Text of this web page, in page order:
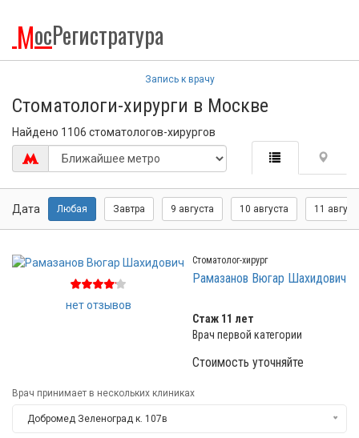
МосРегистратура
Запись к врачу
Стоматологи-хирурги в Москве
Найдено 1106 стоматологов-хирургов
Дата Любая Завтра 9 августа 10 августа 11
нет отзывов
Стоматолог-хирург
Рамазанов Вюгар Шахидович
Стаж 11 лет
Врач первой категории
Стоимость уточняйте
Врач принимает в нескольких клиниках
Добромед Зеленоград к. 107в